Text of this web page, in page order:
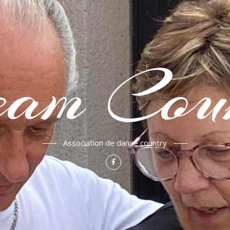
Association de danse country